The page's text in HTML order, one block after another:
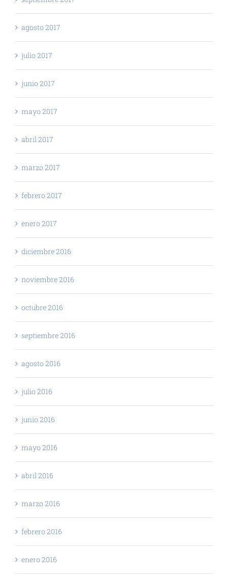
agosto 2017
julio 2017
junio 2017
mayo 2017
abril 2017
marzo 2017
febrero 2017
enero 2017
diciembre 2016
noviembre 2016
octubre 2016
septiembre 2016
agosto 2016
julio 2016
junio 2016
mayo 2016
abril 2016
marzo 2016
febrero 2016
enero 2016